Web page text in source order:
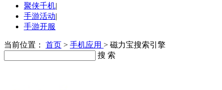
聚侠千机|
手游活动|
手游开服
当前位置： 首页 > 手机应用 > 磁力宝搜索引擎
搜 索